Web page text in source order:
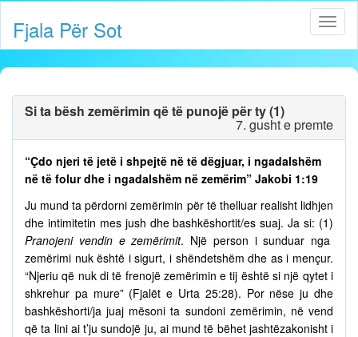
Fjala Për Sot
Si ta bësh zemërimin që të punojë për ty (1)
7. gusht e premte
“Çdo njeri të jetë i shpejtë në të dëgjuar, i ngadalshëm
në të folur dhe i ngadalshëm në zemërim” Jakobi 1:19
Ju mund ta përdorni zemërimin për të thelluar realisht lidhjen
dhe intimitetin mes jush dhe bashkëshortit/es suaj. Ja si: (1)
Pranojeni vendin e zemërimit. Një person i sunduar nga
zemërimi nuk është i sigurt, i shëndetshëm dhe as i mençur.
“Njeriu që nuk di të frenojë zemërimin e tij është si një qytet i
shkrehur pa mure” (Fjalët e Urta 25:28). Por nëse ju dhe
bashkëshorti/ja juaj mësoni ta sundoni zemërimin, në vend
që ta lini ai t’ju sundojë ju, ai mund të bëhet jashtëzakonisht i